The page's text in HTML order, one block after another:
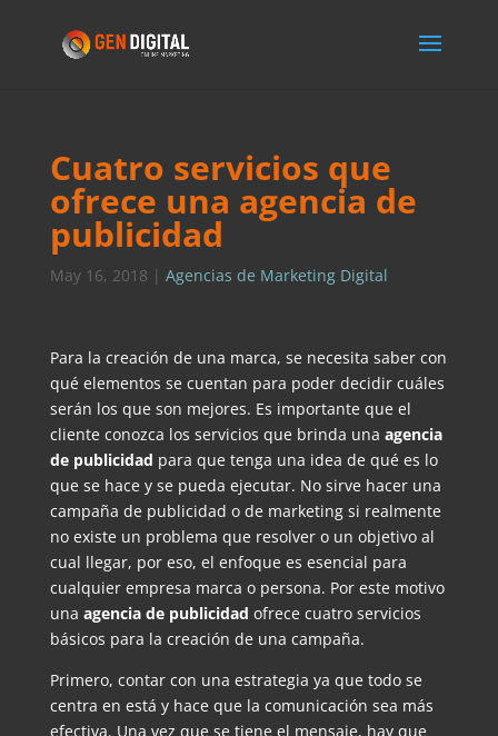
Cuatro servicios que
ofrece una agencia de
publicidad
May 16, 2018 | Agencias de Marketing Digital
Para la creación de una marca, se necesita saber con
qué elementos se cuentan para poder decidir cuáles
serán los que son mejores. Es importante que el
cliente conozca los servicios que brinda una agencia
de publicidad para que tenga una idea de qué es lo
que se hace y se pueda ejecutar. No sirve hacer una
campaña de publicidad o de marketing si realmente
no existe un problema que resolver o un objetivo al
cual llegar, por eso, el enfoque es esencial para
cualquier empresa marca o persona. Por este motivo
una agencia de publicidad ofrece cuatro servicios
básicos para la creación de una campaña.
Primero, contar con una estrategia ya que todo se
centra en está y hace que la comunicación sea más
efectiva. Una vez que se tiene el mensaje, hay que